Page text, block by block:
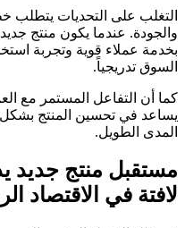
التغلب على التحديات يتطلب
والجودة. عندما يكون منتج
بخدمة عملاء قوية وتجربة
السوق تدريجياً.
كما أن التفاعل المستمر مع
يساعد في تحسين المنتج
المدى الطويل.
مستقبل منتج جديد
لافتة في الاقتصاد